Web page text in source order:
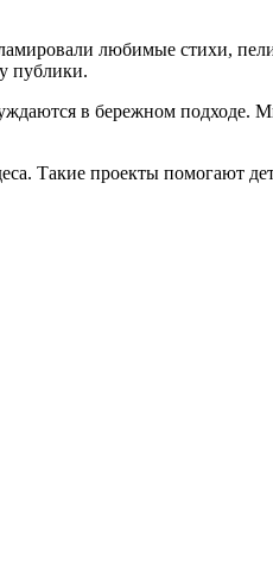
любимые стихи,
публики.
в бережном подходе.
Такие проекты помогают